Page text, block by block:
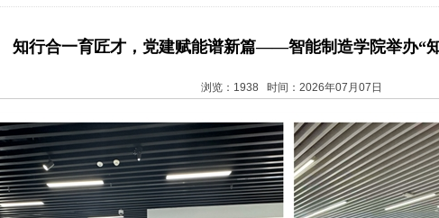
知行合一育匠才，党建赋能谱新篇——智能制造学院举办“
浏览：1938 时间：2026年07月07日